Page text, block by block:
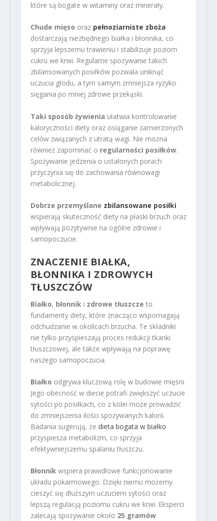
które są bogate w witaminy oraz minerały.
Chude mięso oraz pełnoziarniste zboża
dostarczają niezbędnego białka i błonnika, co
sprzyja lepszemu trawieniu i stabilizuje poziom
cukru we krwi. Regularne spożywanie takich
zbilansowanych posiłków pozwala uniknąć
uczucia głodu, a tym samym zmniejsza ryzyko
sięgania po mniej zdrowe przekąski.
Taki sposób żywienia ułatwia kontrolowanie
kaloryczności diety oraz osiąganie zamierzonych
celów związanych z utratą wagi. Nie można
również zapominać o regularności posiłków.
Spożywanie jedzenia o ustalonych porach
przyczynia się do zachowania równowagi
metabolicznej.
Dobrze przemyślane zbilansowane posiłki
wspierają skuteczność diety na płaski brzuch oraz
wpływają pozytywnie na ogólne zdrowie i
samopoczucie.
ZNACZENIE BIAŁKA,
BŁONNIKA I ZDROWYCH
TŁUSZCZÓW
Białko, błonnik i zdrowe tłuszcze to
fundamenty diety, które znacząco wspomagają
odchudzanie w okolicach brzucha. Te składniki
nie tylko przyspieszają proces redukcji tkanki
tłuszczowej, ale także wpływają na poprawę
naszego samopoczucia.
Białko odgrywa kluczową rolę w budowie mięśni.
Jego obecność w diecie potrafi zwiększyć uczucie
sytości po posiłkach, co z kolei może prowadzić
do zmniejszenia ilości spożywanych kalorii.
Badania sugerują, że dieta bogata w białko
przyspiesza metabolizm, co sprzyja
efektywniejszemu spalaniu tłuszczu.
Błonnikwspiera prawidłowe funkcjonowanie
układu pokarmowego. Dzięki niemu możemy
cieszyć się dłuższym uczuciem sytości oraz
lepszą regulacją poziomu cukru we krwi. Eksperci
zalecają spożywanie około 25 gramów